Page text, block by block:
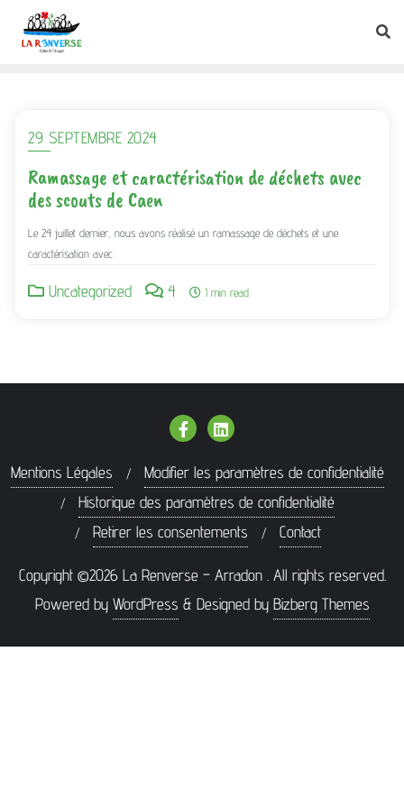
29 SEPTEMBRE 2024
Ramassage et caractérisation de déchets avec
des scouts de Caen
Le 24 juillet dernier, nous avons réalisé un ramassage de déchets et une
caractérisation avec
Uncategorized 4 1 min read
Mentions Légales
Modifier les paramètres de confidentialité
Historique des paramètres de confidentialité
Retirer les consentements
Contact
Copyright ©2026 La Renverse – Arradon . All rights reserved.
Powered by WordPress & Designed by Bizberg Themes